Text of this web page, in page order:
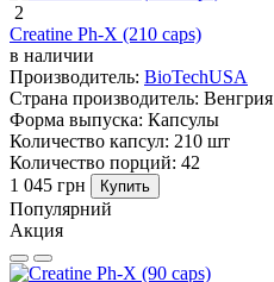
2
Creatine Ph-X (210 caps)
в наличии
Производитель: BioTechUSA
Страна производитель: Венгрия
Форма выпуска: Капсулы
Количество капсул: 210 шт
Количество порций: 42
1 045 грн
Купить
Популярний
Акция